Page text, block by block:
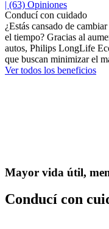
| (63) Opiniones
Conducí con cuidado
¿Estás cansado de
el tiempo? Gracias al
autos, Philips LongLife
que buscan minimizar el
Ver todos los beneficios
Mayor vida útil,
Conducí con